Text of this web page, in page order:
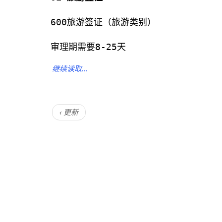
600旅游签证（旅游类别）
审理期需要8-25天
继续读取...
‹ 更新